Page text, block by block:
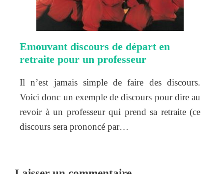
Emouvant discours de départ en
retraite pour un professeur
Il n’est jamais simple de faire des discours.
Voici donc un exemple de discours pour dire au
revoir à un professeur qui prend sa retraite (ce
discours sera prononcé par…